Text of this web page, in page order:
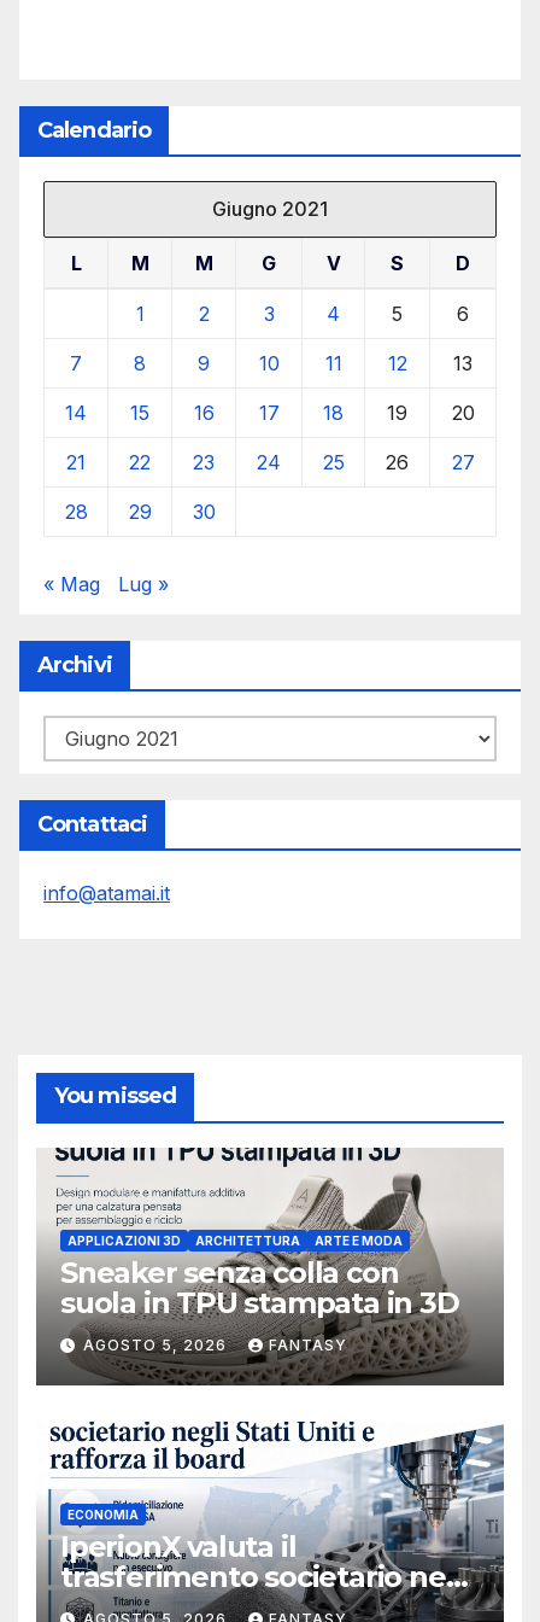
Calendario
Giugno 2021
L M M G V S D
1 2 3 4 5 6
7 8 9 10 11 12 13
14 15 16 17 18 19 20
21 22 23 24 25 26 27
28 29 30
« Mag Lug »
Archivi
Archivi
Contattaci
info@atamai.it
You missed
APPLICAZIONI 3D ARCHITETTURA ARTE E MODA
Sneaker senza colla con
suola in TPU stampata in 3D
AGOSTO 5, 2026 FANTASY
ECONOMIA
IperionX valuta il
trasferimento societario negli
Stati Uniti e rafforza il board,